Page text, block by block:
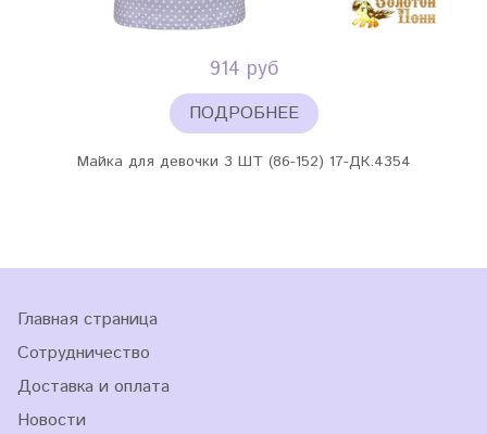
914 руб
ПОДРОБНЕЕ
Майка для девочки 3 ШТ (86-152) 17-ДК.4354
Главная страница
Сотрудничество
Доставка и оплата
Новости